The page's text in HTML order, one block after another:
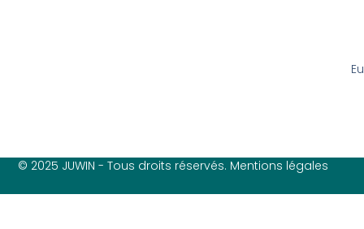
© 2025 JUWIN - Tous droits réservés. Mentions légales